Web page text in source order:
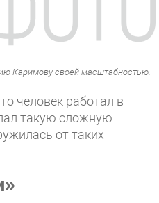
Каримову своей масштабностью.
человек работал в
такую сложную
от таких